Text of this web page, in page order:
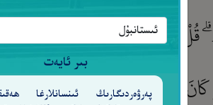
بىر ئايەت
پەرۋەردىگارىڭ ئىنسانلارغا
قُلْ سُبْحَانَ رَبِّى هَلْ كُنتُ إِلَّا
فِى ٱلْأَرْضِ مَلَـٰٓئِكَةٌ يَمْشُونَ